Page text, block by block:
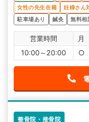
女性の先生在籍
妊婦さん
駐車場あり
鍼灸 無料相
営業時間 月
10:00～20:00
○
整骨院・接骨院